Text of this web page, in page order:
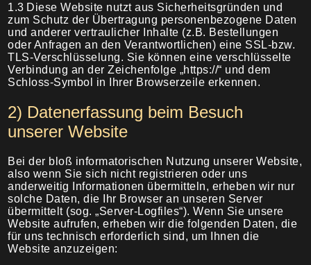
1.3 Diese Website nutzt aus Sicherheitsgründen und
zum Schutz der Übertragung personenbezogene Daten
und anderer vertraulicher Inhalte (z.B. Bestellungen
oder Anfragen an den Verantwortlichen) eine SSL-bzw.
TLS-Verschlüsselung. Sie können eine verschlüsselte
Verbindung an der Zeichenfolge „https://“ und dem
Schloss-Symbol in Ihrer Browserzeile erkennen.
2) Datenerfassung beim Besuch
unserer Website
Bei der bloß informatorischen Nutzung unserer Website,
also wenn Sie sich nicht registrieren oder uns
anderweitig Informationen übermitteln, erheben wir nur
solche Daten, die Ihr Browser an unseren Server
übermittelt (sog. „Server-Logfiles“). Wenn Sie unsere
Website aufrufen, erheben wir die folgenden Daten, die
für uns technisch erforderlich sind, um Ihnen die
Website anzuzeigen: